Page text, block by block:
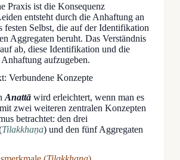
Praxis ist die Konsequenz
entsteht durch die Anhaftung an
festen Selbst, die auf der Identifikation
Aggregaten beruht. Das Verständnis
ab, diese Identifikation und die
aufzugeben.
Verbundene Konzepte
Anattā wird erleichtert, wenn man es
zwei weiteren zentralen Konzepten
betrachtet: den drei
Tilakkhaṇa) und den fünf Aggregaten